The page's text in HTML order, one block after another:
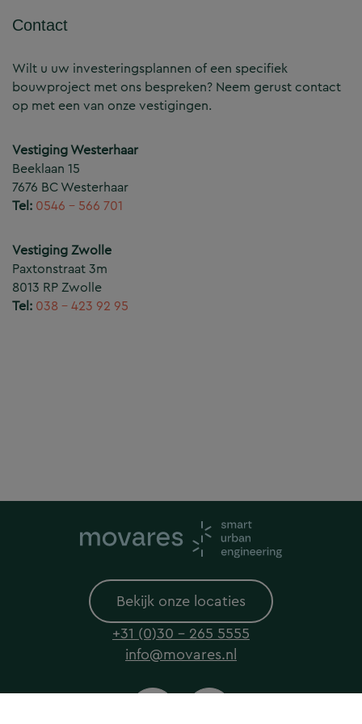
Contact
Wilt u uw investeringsplannen of een specifiek
bouwproject met ons bespreken? Neem gerust contact
op met een van onze vestigingen.
Vestiging Westerhaar
Beeklaan 15
7676 BC Westerhaar
Tel: 0546 – 566 701
Vestiging Zwolle
Paxtonstraat 3m
8013 RP Zwolle
Tel: 038 – 423 92 95
Bekijk onze locaties
+31 (0)30 - 265 5555
info@movares.nl